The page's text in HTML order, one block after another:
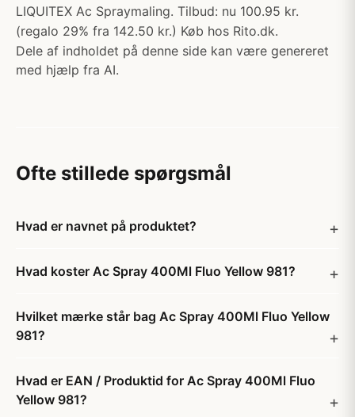
LIQUITEX Ac Spraymaling. Tilbud: nu 100.95 kr.
(regalo 29% fra 142.50 kr.) Køb hos Rito.dk.
Dele af indholdet på denne side kan være genereret
med hjælp fra AI.
Ofte stillede spørgsmål
Hvad er navnet på produktet?
Hvad koster Ac Spray 400Ml Fluo Yellow 981?
Hvilket mærke står bag Ac Spray 400Ml Fluo Yellow
981?
Hvad er EAN / Produktid for Ac Spray 400Ml Fluo
Yellow 981?